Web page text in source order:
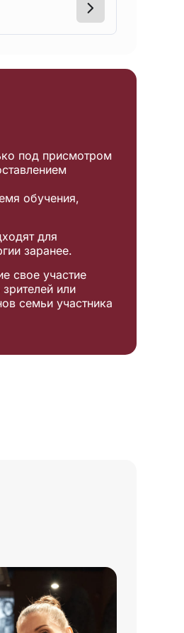
под присмотром
обучения,
для
заранее.
свое участие
или
семьи участника